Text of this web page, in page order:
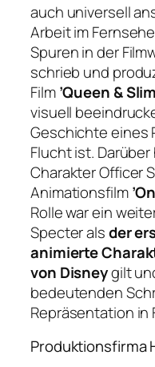
auch universell
Arbeit im
Spuren in der
schrieb und
Film’Queen &
visuell
Geschichte eines
Flucht ist.
Charakter Officer
Animationsfilm
Rolle war ein
Specter alsder
animierte
von Disneygilt
bedeutenden
Repräsentation in
Produktionsfirma